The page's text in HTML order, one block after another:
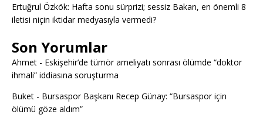
Ertuğrul Özkök: Hafta sonu sürprizi; sessiz Bakan, en önemli 8
iletisi niçin iktidar medyasıyla vermedi?
Son Yorumlar
Ahmet - Eskişehir’de tümör ameliyatı sonrası ölümde “doktor
ihmali” iddiasına soruşturma
Buket - Bursaspor Başkanı Recep Günay: “Bursaspor için
ölümü göze aldım”